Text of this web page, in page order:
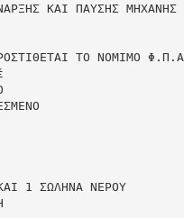
ΚΑΙ ΠΑΥΣΗΣ ΜΗΧΑΝΗΣ
ΤΟ ΝΟΜΙΜΟ
1 ΣΩΛΗΝΑ ΝΕΡΟΥ